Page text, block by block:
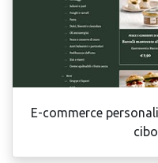
E-commerce